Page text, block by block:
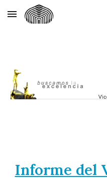
Skip to main content
Informe del